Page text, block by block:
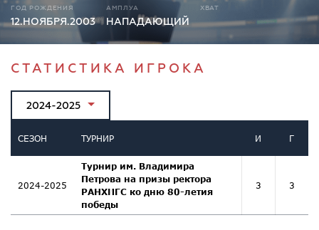
ГОД РОЖДЕНИЯ
12.НОЯБРЯ.2003
АМПЛУА
НАПАДАЮЩИЙ
ХВАТ
СТАТИСТИКА ИГРОКА
2024-2025
СЕЗОН ТУРНИР И Г
2024-2025
Турнир им. Владимира
Петрова на призы ректора
РАНХИГС ко дню 80-летия
победы
3 3